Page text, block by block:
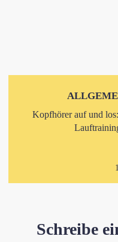
Kopfhörer auf und
Schreibe